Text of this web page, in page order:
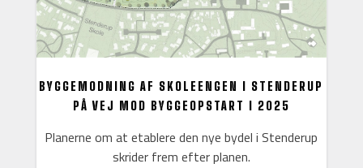
BYGGEMODNING AF SKOLEENGEN I STENDERUP
PÅ VEJ MOD BYGGEOPSTART I 2025
Planerne om at etablere den nye bydel i Stenderup
skrider frem efter planen.